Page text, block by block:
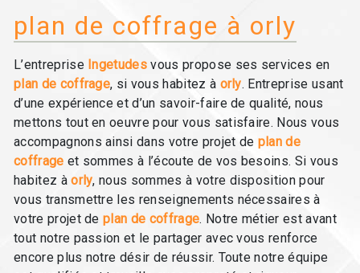
plan de coffrage à orly
L’entreprise Ingetudes vous propose ses services en
plan de coffrage, si vous habitez à orly. Entreprise usant
d’une expérience et d’un savoir-faire de qualité, nous
mettons tout en oeuvre pour vous satisfaire. Nous vous
accompagnons ainsi dans votre projet de plan de
coffrage et sommes à l’écoute de vos besoins. Si vous
habitez àorly, nous sommes à votre disposition pour
vous transmettre les renseignements nécessaires à
votre projet deplan de coffrage. Notre métier est avant
tout notre passion et le partager avec vous renforce
encore plus notre désir de réussir. Toute notre équipe